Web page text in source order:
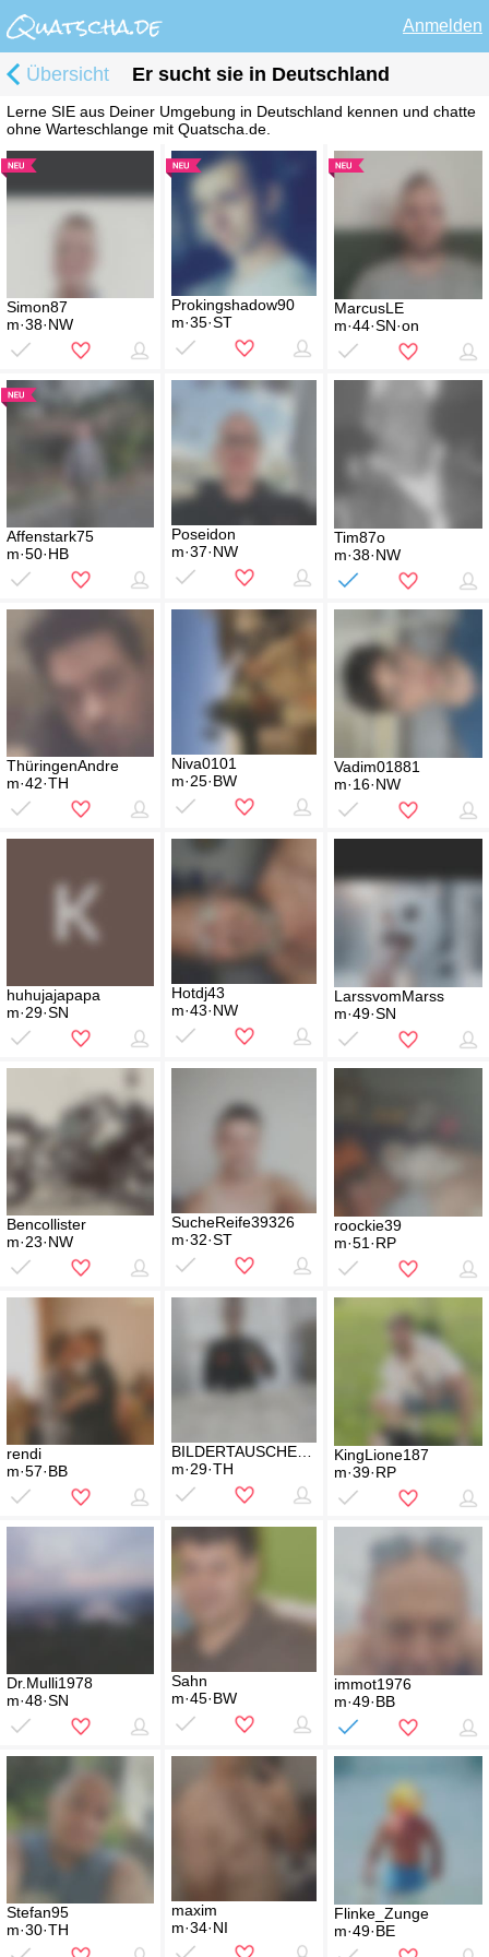
Anmelden
Übersicht Er sucht sie in Deutschland
Lerne SIE aus Deiner Umgebung in Deutschland kennen und chatte
ohne Warteschlange mit Quatscha.de.
Simon87
m·38·NW
Prokingshadow90
m·35·ST
MarcusLE
m·44·SN·on
Affenstark75
m·50·HB
Poseidon
m·37·NW
Tim87o
m·38·NW
ThüringenAndre
m·42·TH
Niva0101
m·25·BW
Vadim01881
m·16·NW
huhujajapapa
m·29·SN
Hotdj43
m·43·NW
LarssvomMarss
m·49·SN
Bencollister
m·23·NW
SucheReife39326
m·32·ST
roockie39
m·51·RP
rendi
m·57·BB
BILDERTAUSCHEN97
m·29·TH
KingLione187
m·39·RP
Dr.Mulli1978
m·48·SN
Sahn
m·45·BW
immot1976
m·49·BB
Stefan95
m·30·TH
maxim
m·34·NI
Flinke_Zunge
m·49·BE